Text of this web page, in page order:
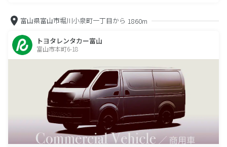
富山県富山市堀川小泉町一丁目から 1860m
トヨタレンタカー富山
富山市本町6-18